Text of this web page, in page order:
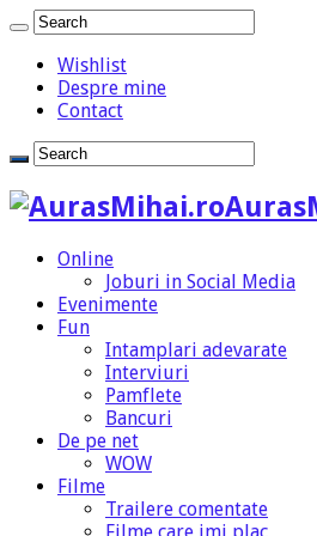
Wishlist
Despre mine
Contact
Online
Joburi in Social Media
Evenimente
Fun
Intamplari adevarate
Interviuri
Pamflete
Bancuri
De pe net
WOW
Filme
Trailere comentate